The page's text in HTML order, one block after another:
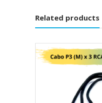
Related products